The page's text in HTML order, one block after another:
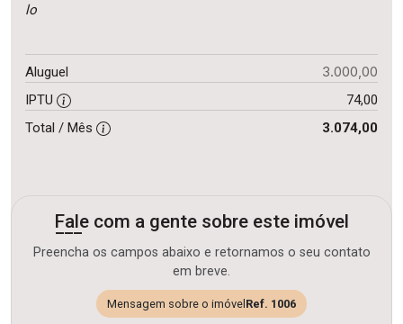
lo
Aluguel 3.000,00
IPTU
74,00
Total / Mês
3.074,00
Fale com a gente sobre este imóvel
Preencha os campos abaixo e retornamos o seu contato
em breve.
Mensagem sobre o imóvel Ref. 1006